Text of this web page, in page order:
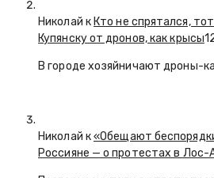
Николай к Кто не спрятался,
Купянску от дронов, как крысы
В городе хозяйничают дроны-
Николай к«Обещают
Россияне — о протестах в